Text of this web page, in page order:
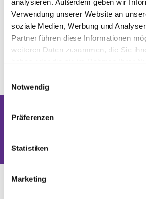
analysieren. Außerdem geben wir
Verwendung unserer Website an
soziale Medien, Werbung und
Partner führen diese Informationen
weiteren Daten zusammen, die Sie
Notwendig
Präferenzen
Statistiken
Marketing
Dies könnte Sie auch